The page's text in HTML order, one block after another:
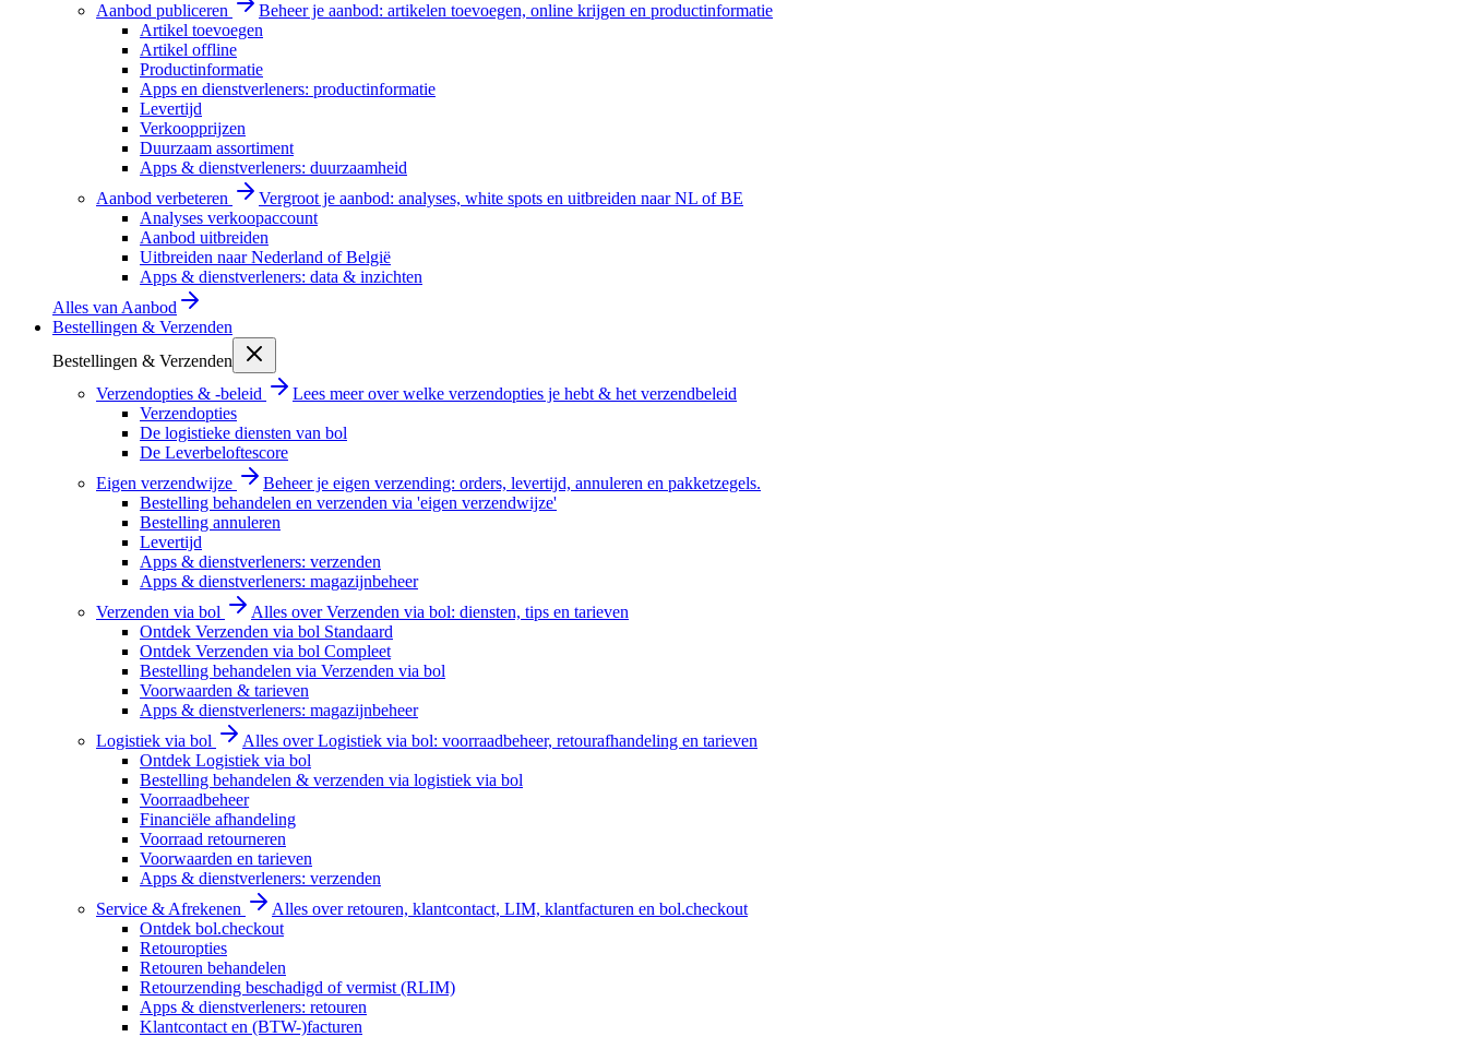
Aanbod publiceren
Beheer je aanbod: artikelen toevoegen, online krijgen en productinformatie
Artikel toevoegen
Artikel offline
Productinformatie
Apps en dienstverleners: productinformatie
Levertijd
Verkoopprijzen
Duurzaam assortiment
Apps & dienstverleners: duurzaamheid
Aanbod verbeteren
Vergroot je aanbod: analyses, white spots en uitbreiden naar NL of BE
Analyses verkoopaccount
Aanbod uitbreiden
Uitbreiden naar Nederland of België
Apps & dienstverleners: data & inzichten
Alles van Aanbod
Bestellingen & Verzenden
Bestellingen & Verzenden
Verzendopties & -beleid
Lees meer over welke verzendopties je hebt & het verzendbeleid
Verzendopties
De logistieke diensten van bol
De Leverbeloftescore
Eigen verzendwijze
Beheer je eigen verzending: orders, levertijd, annuleren en pakketzegels.
Bestelling behandelen en verzenden via 'eigen verzendwijze'
Bestelling annuleren
Levertijd
Apps & dienstverleners: verzenden
Apps & dienstverleners: magazijnbeheer
Verzenden via bol
Alles over Verzenden via bol: diensten, tips en tarieven
Ontdek Verzenden via bol Standaard
Ontdek Verzenden via bol Compleet
Bestelling behandelen via Verzenden via bol
Voorwaarden & tarieven
Apps & dienstverleners: magazijnbeheer
Logistiek via bol
Alles over Logistiek via bol: voorraadbeheer, retourafhandeling en tarieven
Ontdek Logistiek via bol
Bestelling behandelen & verzenden via logistiek via bol
Voorraadbeheer
Financiële afhandeling
Voorraad retourneren
Voorwaarden en tarieven
Apps & dienstverleners: verzenden
Service & Afrekenen
Alles over retouren, klantcontact, LIM, klantfacturen en bol.checkout
Ontdek bol.checkout
Retouropties
Retouren behandelen
Retourzending beschadigd of vermist (RLIM)
Apps & dienstverleners: retouren
Klantcontact en (BTW-)facturen